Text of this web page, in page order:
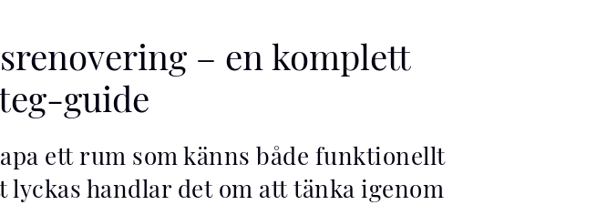
– en komplett
guide
ett rum som känns både funktionellt
handlar det om att tänka igenom